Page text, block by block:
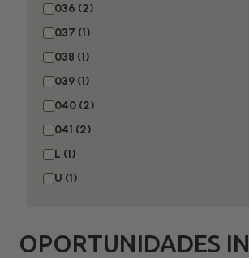
036
037
038
039
040
041
L
U
OPORTUNIDADES